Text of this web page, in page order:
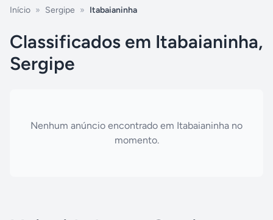
Início » Sergipe » Itabaianinha
Classificados em Itabaianinha,
Sergipe
Nenhum anúncio encontrado em Itabaianinha no
momento.